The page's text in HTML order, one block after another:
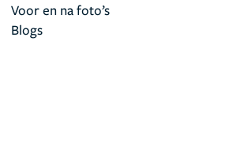
Voor en na foto’s
Blogs